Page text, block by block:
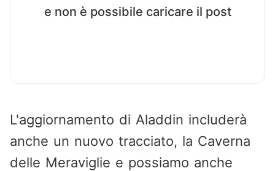
e non è possibile caricare il post
L'aggiornamento di Aladdin includerà
anche un nuovo tracciato, la Caverna
delle Meraviglie e possiamo anche